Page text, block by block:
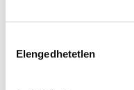
Elengedhetetlen